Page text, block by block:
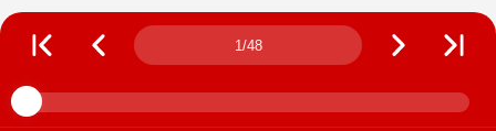
Page number